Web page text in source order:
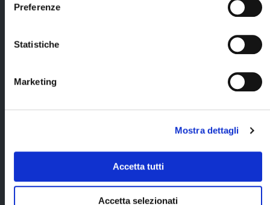
Preferenze
Statistiche
Marketing
Mostra dettagli
Accetta tutti
Accetta selezionati
e 4 cene (al lodge
delle attività);
ciaspole a
disposizione
soggiorno;
disposizione per